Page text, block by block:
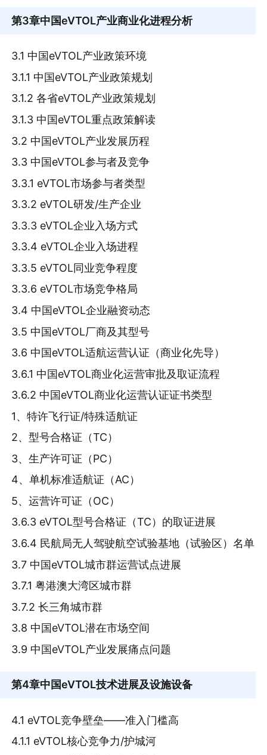
第3章中国eVTOL产业商业化进程分析
3.1 中国eVTOL产业政策环境
3.1.1 中国eVTOL产业政策规划
3.1.2 各省eVTOL产业政策规划
3.1.3 中国eVTOL重点政策解读
3.2 中国eVTOL产业发展历程
3.3 中国eVTOL参与者及竞争
3.3.1 eVTOL市场参与者类型
3.3.2 eVTOL研发/生产企业
3.3.3 eVTOL企业入场方式
3.3.4 eVTOL企业入场进程
3.3.5 eVTOL同业竞争程度
3.3.6 eVTOL市场竞争格局
3.4 中国eVTOL企业融资动态
3.5 中国eVTOL厂商及其型号
3.6 中国eVTOL适航运营认证（商业化先导）
3.6.1 中国eVTOL商业化运营审批及取证流程
3.6.2 中国eVTOL商业化运营认证证书类型
1、特许飞行证/特殊适航证
2、型号合格证（TC）
3、生产许可证（PC）
4、单机标准适航证（AC）
5、运营许可证（OC）
3.6.3 eVTOL型号合格证（TC）的取证进展
3.6.4 民航局无人驾驶航空试验基地（试验区）名单
3.7 中国eVTOL城市群运营试点进展
3.7.1 粤港澳大湾区城市群
3.7.2 长三角城市群
3.8 中国eVTOL潜在市场空间
3.9 中国eVTOL产业发展痛点问题
第4章中国eVTOL技术进展及设施设备
4.1 eVTOL竞争壁垒——准入门槛高
4.1.1 eVTOL核心竞争力/护城河